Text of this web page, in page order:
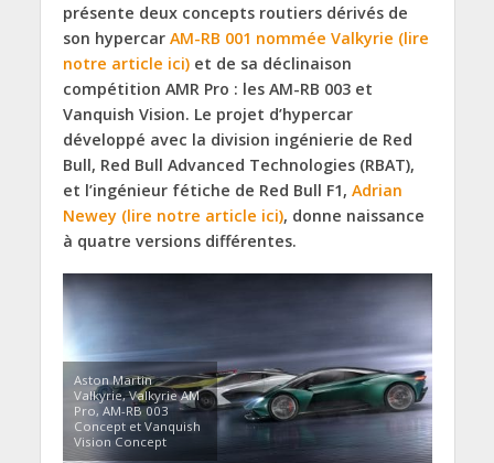
présente deux concepts routiers dérivés de
son hypercar AM-RB 001 nommée Valkyrie (lire
notre article ici)et de sa déclinaison
compétition AMR Pro : les AM-RB 003 et
Vanquish Vision. Le projet d’hypercar
développé avec la division ingénierie de Red
Bull, Red Bull Advanced Technologies (RBAT),
et l’ingénieur fétiche de Red Bull F1, Adrian
Newey (lire notre article ici), donne naissance
à quatre versions différentes.
Aston Martin
Valkyrie, Valkyrie AM
Pro, AM-RB 003
Concept et Vanquish
Vision Concept